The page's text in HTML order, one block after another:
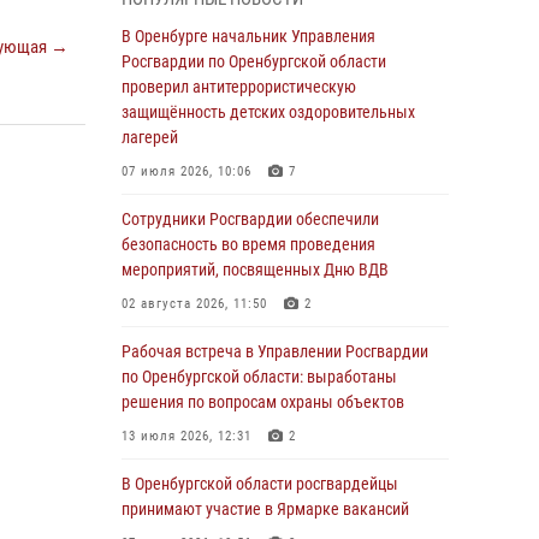
→
службу в Росгвардию и поступления в
ведомственные институты
30 июля 2026, 04:44
Просветительская встреча Росгвардии: к
Росгвардейцы обеспечили правопорядок на
праздновании Дня ВМФ в Оренбурге
27 июля 2026, 14:36 2
Росгвардейцы предотвратили трагедию:
спасен мужчина в тяжелой жизненной
ситуации (ВИДЕО)
26 июля 2026, 14:45 1
Росгвардейцы Оренбургской области
проверили готовность детских
образовательных учреждений к новому
В Оренбурге начальник Управления
Росгвардии по Оренбургской области
проверил антитеррористическую
защищённость детских оздоровительных
лагерей
07 июля 2026, 10:06 7
Сотрудники Росгвардии обеспечили
безопасность во время проведения
мероприятий, посвященных Дню ВДВ
02 августа 2026, 11:50 2
Рабочая встреча в Управлении Росгвардии
по Оренбургской области: выработаны
решения по вопросам охраны объектов
13 июля 2026, 12:31 2
В Оренбургской области росгвардейцы
принимают участие в Ярмарке вакансий